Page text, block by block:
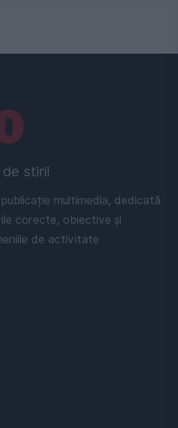
stiri!
multimedia, dedicată
corecte, obiective și
de activitate